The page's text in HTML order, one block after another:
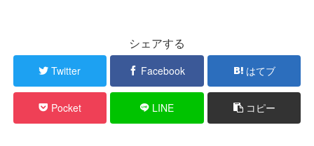
シェアする
Twitter Facebook はてブ
Pocket LINE コピー